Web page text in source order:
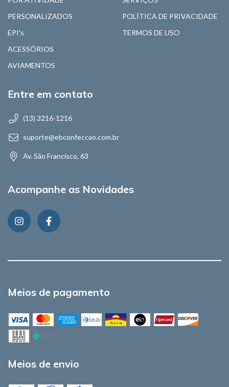
PERSONALIZADOS
EPI's
ACESSÓRIOS
AVIAMENTOS
POLÍTICA DE PRIVACIDADE
TERMOS DE USO
Entre em contato
(13) 3216-1216
suporte@ebconfeccao.com.br
Av. São Francisco, 63
Acompanhe as Novidades
Meios de pagamento
Meios de envio